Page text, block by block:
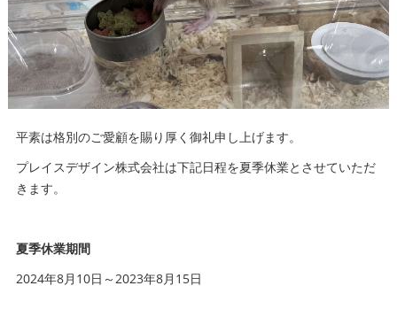
平素は格別のご愛顧を賜り厚く御礼申し上げます。
プレイスデザイン株式会社は下記日程を夏季休業とさせていただ
きます。
夏季休業期間
2024年8月10日～2023年8月15日